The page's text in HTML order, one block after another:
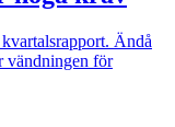
Ändå
vändningen för